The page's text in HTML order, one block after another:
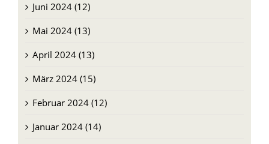
Juni 2024 (12)
Mai 2024 (13)
April 2024 (13)
März 2024 (15)
Februar 2024 (12)
Januar 2024 (14)